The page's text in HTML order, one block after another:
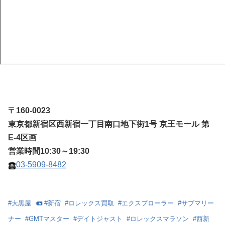
〒160-0023
東京都新宿区西新宿一丁目南口地下街1号 京王モール 第
E-4区画
営業時間10:30～19:30
03-5909-8482
#大黒屋 #新宿 #ロレックス買取 #エクスプローラー #サブマリー
ナー #GMTマスター #デイトジャスト #ロレックスマラソン #西新